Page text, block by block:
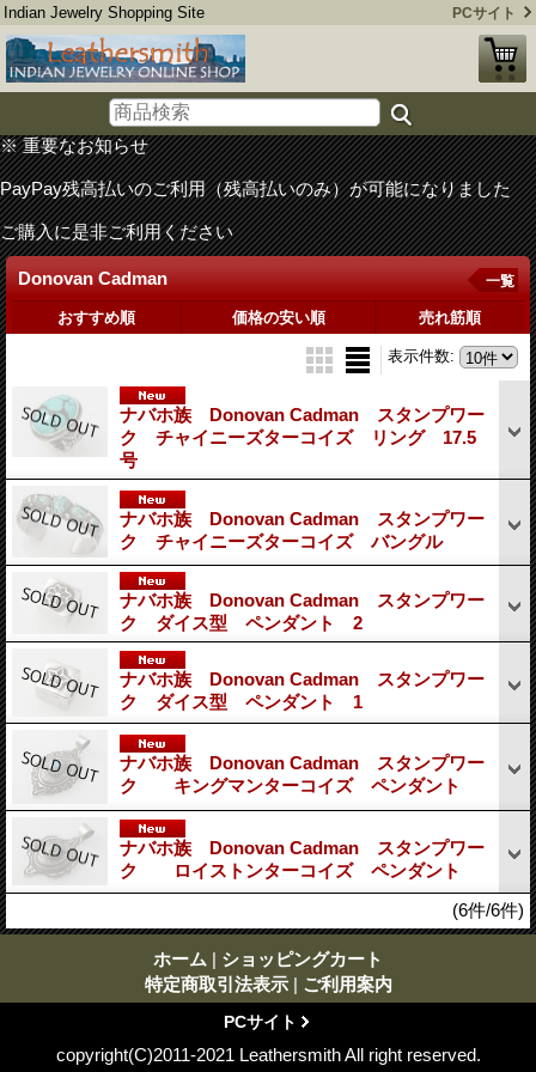
Indian Jewelry Shopping Site PCサイト
※ 重要なお知らせ
PayPay残高払いのご利用（残高払いのみ）が可能になりました
ご購入に是非ご利用ください
Donovan Cadman 一覧
おすすめ順 価格の安い順 売れ筋順
表示件数:
ナバホ族 Donovan Cadman スタンプワー
ク チャイニーズターコイズ リング 17.5
号
ナバホ族 Donovan Cadman スタンプワー
ク チャイニーズターコイズ バングル
ナバホ族 Donovan Cadman スタンプワー
ク ダイス型 ペンダント 2
ナバホ族 Donovan Cadman スタンプワー
ク ダイス型 ペンダント 1
ナバホ族 Donovan Cadman スタンプワー
ク キングマンターコイズ ペンダント
ナバホ族 Donovan Cadman スタンプワー
ク ロイストンターコイズ ペンダント
(6件/6件)
ホーム | ショッピングカート
特定商取引法表示 | ご利用案内
PCサイト
copyright(C)2011-2021 Leathersmith All right reserved.